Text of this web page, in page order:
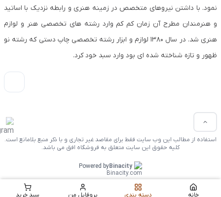
نمود. با داشتن نیروهای متخصص در زمینه هنری و رابطه نزدیک با اساتید
و هنرمندان مطرح آن زمان کم کم وارد رشته های تخصصی هنر و لوازم
هنری شد. در سال ۱۳۸۰ لوازم و ابزار رشته تخصصی چاپ دستی که رشته نو
ظهور و تازه شناخته شده ای بود وارد سبد خود کرد.
استفاده از مطالب این وب سایت فقط برای مقاصد غیر تجاری و با ذکر منبع بلامانع است.
کلیه حقوق این سایت متعلق به فروشگاه افق می باشد.
Powered byBinacity
خانه دسته بندی پروفایل من سبد خرید